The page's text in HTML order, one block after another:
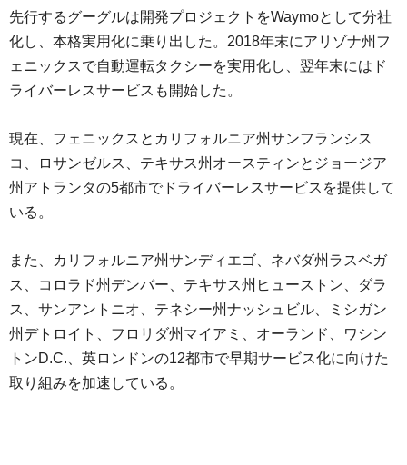
先行するグーグルは開発プロジェクトをWaymoとして分社
化し、本格実用化に乗り出した。2018年末にアリゾナ州フ
ェニックスで自動運転タクシーを実用化し、翌年末にはド
ライバーレスサービスも開始した。
現在、フェニックスとカリフォルニア州サンフランシス
コ、ロサンゼルス、テキサス州オースティンとジョージア
州アトランタの5都市でドライバーレスサービスを提供して
いる。
また、カリフォルニア州サンディエゴ、ネバダ州ラスベガ
ス、コロラド州デンバー、テキサス州ヒューストン、ダラ
ス、サンアントニオ、テネシー州ナッシュビル、ミシガン
州デトロイト、フロリダ州マイアミ、オーランド、ワシン
トンD.C.、英ロンドンの12都市で早期サービス化に向けた
取り組みを加速している。